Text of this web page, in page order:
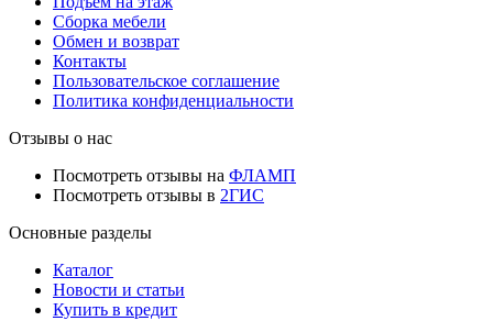
Сборка мебели
Обмен и возврат
Контакты
Пользовательское соглашение
Политика конфиденциальности
Отзывы о нас
Посмотреть отзывы на ФЛАМП
Посмотреть отзывы в 2ГИС
Основные разделы
Каталог
Новости и статьи
Купить в кредит